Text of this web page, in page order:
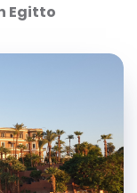
Egitto